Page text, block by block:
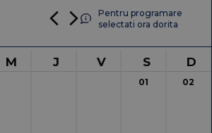
Pentru programare
selectati ora dorita
M J V S D
01 02